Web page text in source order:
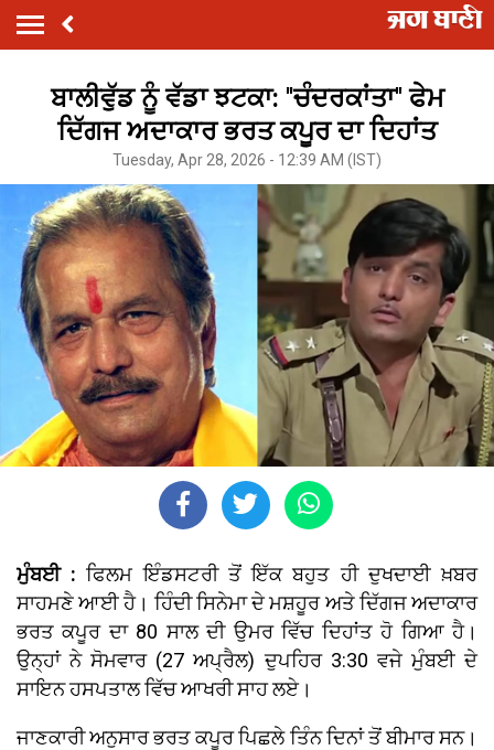
ਬਾਲੀਵੁੱਡ ਨੂੰ ਵੱਡਾ ਝਟਕਾ: ''ਚੰਦਰਕਾਂਤਾ'' ਫੇਮ
ਦਿੱਗਜ ਅਦਾਕਾਰ ਭਰਤ ਕਪੂਰ ਦਾ ਦਿਹਾਂਤ
Tuesday, Apr 28, 2026 - 12:39 AM (IST)
ਮੁੰਬਈ : ਫਿਲਮ ਇੰਡਸਟਰੀ ਤੋਂ ਇੱਕ ਬਹੁਤ ਹੀ ਦੁਖਦਾਈ ਖ਼ਬਰ
ਸਾਹਮਣੇ ਆਈ ਹੈ। ਹਿੰਦੀ ਸਿਨੇਮਾ ਦੇ ਮਸ਼ਹੂਰ ਅਤੇ ਦਿੱਗਜ ਅਦਾਕਾਰ
ਭਰਤ ਕਪੂਰ ਦਾ 80 ਸਾਲ ਦੀ ਉਮਰ ਵਿੱਚ ਦਿਹਾਂਤ ਹੋ ਗਿਆ ਹੈ।
ਉਨ੍ਹਾਂ ਨੇ ਸੋਮਵਾਰ (27 ਅਪ੍ਰੈਲ) ਦੁਪਹਿਰ 3:30 ਵਜੇ ਮੁੰਬਈ ਦੇ
ਸਾਇਨ ਹਸਪਤਾਲ ਵਿੱਚ ਆਖਰੀ ਸਾਹ ਲਏ।
ਜਾਣਕਾਰੀ ਅਨੁਸਾਰ ਭਰਤ ਕਪੂਰ ਪਿਛਲੇ ਤਿੰਨ ਦਿਨਾਂ ਤੋਂ ਬੀਮਾਰ ਸਨ।